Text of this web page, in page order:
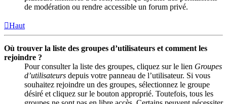
de modération ou rendre accessible un forum privé.
Haut
Où trouver la liste des groupes d’utilisateurs et comment les
rejoindre ?
Pour consulter la liste des groupes, cliquez sur le lien Groupes
d’utilisateurs depuis votre panneau de l’utilisateur. Si vous
souhaitez rejoindre un des groupes, sélectionnez le groupe
désiré et cliquez sur le bouton approprié. Toutefois, tous les